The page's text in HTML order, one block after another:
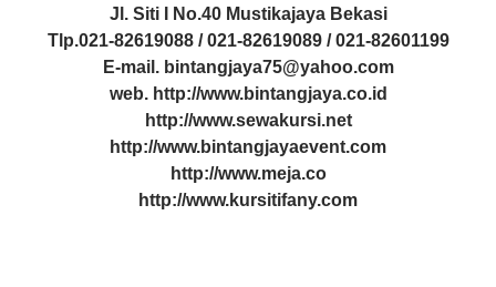
Jl. Siti I No.40 Mustikajaya Bekasi
Tlp.021-82619088 / 021-82619089 / 021-82601199
E-mail. bintangjaya75@yahoo.com
web. http://www.bintangjaya.co.id
http://www.sewakursi.net
http://www.bintangjayaevent.com
http://www.meja.co
http://www.kursitifany.com